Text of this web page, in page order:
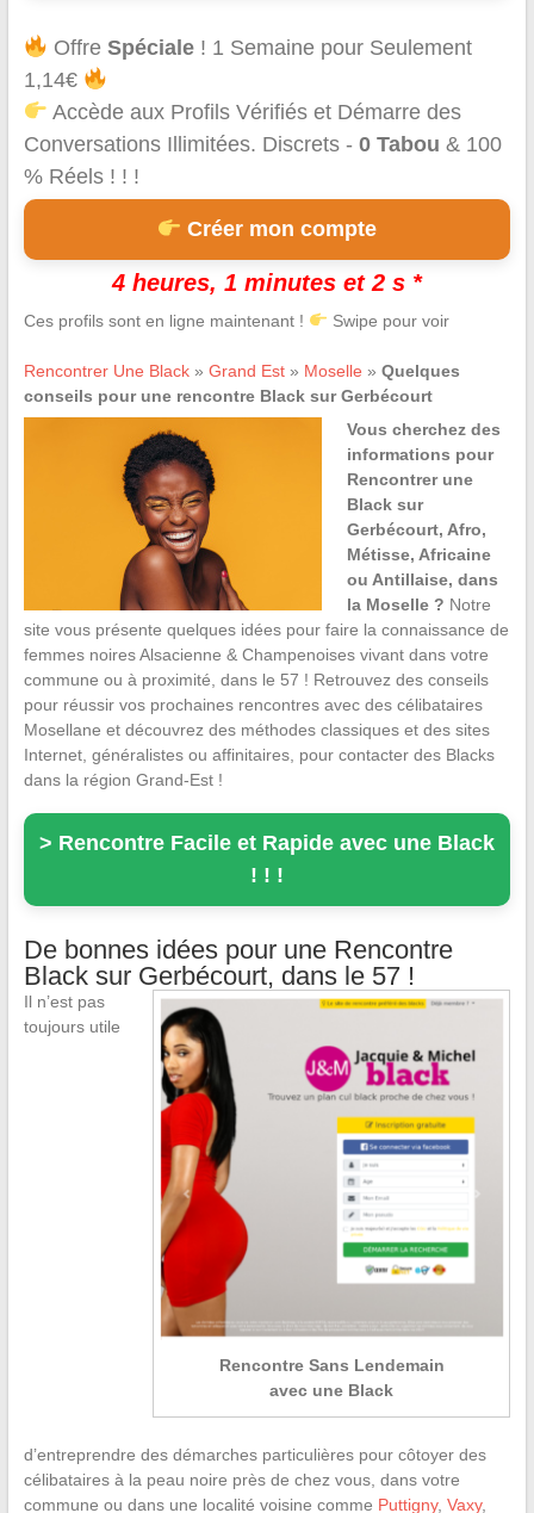
OffreSpéciale ! 1 Semaine pour Seulement
1,14€
Accède aux Profils Vérifiés et Démarre des
Conversations Illimitées. Discrets - 0 Tabou & 100
% Réels ! ! !
Créer mon compte
4 heures, 1 minutes et 1 s *
Ces profils sont en ligne maintenant ! Swipe pour voir
Rencontrer Une Black» Grand Est» Moselle » Quelques
conseils pour une rencontre Black sur Gerbécourt
Vous cherchez des
informations pour
Rencontrer une
Black sur
Gerbécourt, Afro,
Métisse, Africaine
ou Antillaise, dans
la Moselle ? Notre
site vous présente quelques idées pour faire la connaissance de
femmes noires Alsacienne & Champenoises vivant dans votre
commune ou à proximité, dans le 57 ! Retrouvez des conseils
pour réussir vos prochaines rencontres avec des célibataires
Mosellane et découvrez des méthodes classiques et des sites
Internet, généralistes ou affinitaires, pour contacter des Blacks
dans la région Grand-Est !
> Rencontre Facile et Rapide avec une Black
! ! !
De bonnes idées pour une Rencontre
Black sur Gerbécourt, dans le 57 !
Rencontre Sans Lendemain
avec une Black
Il n’est pas
toujours utile
d’entreprendre des démarches particulières pour côtoyer des
célibataires à la peau noire près de chez vous, dans votre
commune ou dans une localité voisine comme Puttigny, Vaxy,